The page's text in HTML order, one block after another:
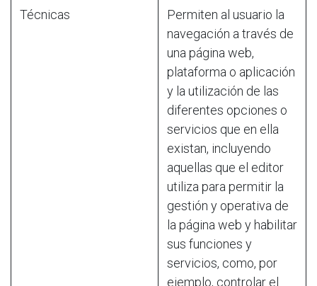
Técnicas
Permiten al usuario la
navegación a través de
una página web,
plataforma o aplicación
y la utilización de las
diferentes opciones o
servicios que en ella
existan, incluyendo
aquellas que el editor
utiliza para permitir la
gestión y operativa de
la página web y habilitar
sus funciones y
servicios, como, por
ejemplo, controlar el